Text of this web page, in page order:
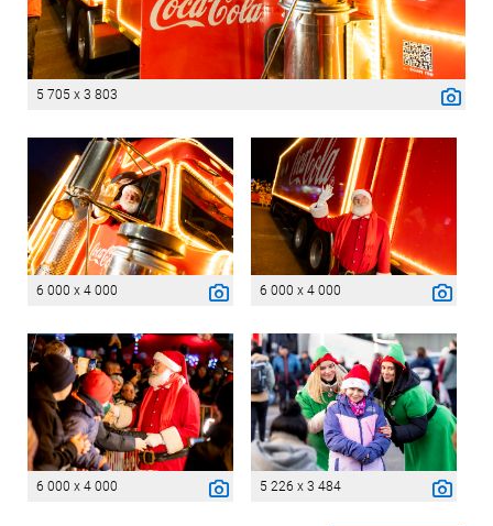
5 705 x 3 803
6 000 x 4 000 6 000 x 4 000
6 000 x 4 000 5 226 x 3 484